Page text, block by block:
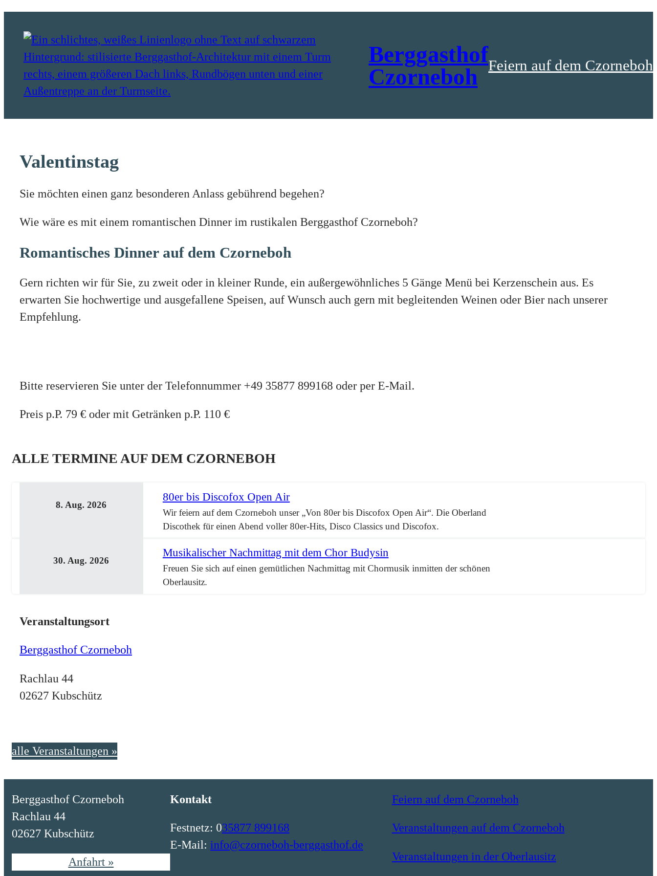
Zum
Inhalt
springen
Berggasthof
Czorneboh
Feiern auf dem Czorneboh
Valentinstag
Sie möchten einen ganz besonderen Anlass gebührend begehen?
Wie wäre es mit einem romantischen Dinner im rustikalen Berggasthof Czorneboh?
Romantisches Dinner auf dem Czorneboh
Gern richten wir für Sie, zu zweit oder in kleiner Runde, ein außergewöhnliches 5 Gänge Menü bei Kerzenschein aus. Es
erwarten Sie hochwertige und ausgefallene Speisen, auf Wunsch auch gern mit begleitenden Weinen oder Bier nach unserer
Empfehlung.
Bitte reservieren Sie unter der Telefonnummer +49 35877 899168 oder per E-Mail.
Preis p.P. 79 € oder mit Getränken p.P. 110 €
ALLE TERMINE AUF DEM CZORNEBOH
8. Aug. 2026
80er bis Discofox Open Air
Wir feiern auf dem Czorneboh unser „Von 80er bis Discofox Open Air“. Die Oberland
Discothek für einen Abend voller 80er-Hits, Disco Classics und Discofox.
30. Aug. 2026
Musikalischer Nachmittag mit dem Chor Budysin
Freuen Sie sich auf einen gemütlichen Nachmittag mit Chormusik inmitten der schönen
Oberlausitz.
Veranstaltungsort
Berggasthof Czorneboh
Rachlau 44
02627 Kubschütz
alle Veranstaltungen »
Berggasthof Czorneboh
Rachlau 44
02627 Kubschütz
Anfahrt »
Kontakt
Festnetz: 035877 899168
E-Mail: info@czorneboh-berggasthof.de
Feiern auf dem Czorneboh
Veranstaltungen auf dem Czorneboh
Veranstaltungen in der Oberlausitz